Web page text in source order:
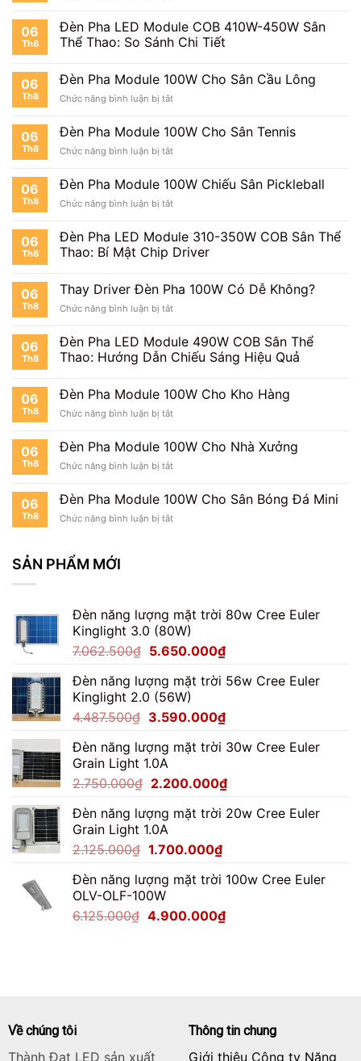
Pha
Module
100W
Sân
Mini
06
Th8
Đèn Pha LED Module COB 410W-450W Sân
Thể Thao: So Sánh Chi Tiết
06
Th8
Đèn Pha Module 100W Cho Sân Cầu Lông
Chức năng bình luận bị tắtở
Pha
Module
100W
Sân
Lông
06
Th8
Đèn Pha Module 100W Cho Sân Tennis
Chức năng bình luận bị tắtở
Pha
Module
100W
Sân
Tennis
06
Th8
Đèn Pha Module 100W Chiếu Sân Pickleball
Chức năng bình luận bị tắtở
Pha
Module
100W
Sân
Pickleball
06
Th8
Đèn Pha LED Module 310-350W COB Sân Thể
Thao: Bí Mật Chip Driver
06
Th8
Thay Driver Đèn Pha 100W Có Dễ Không?
Chức năng bình luận bị tắtở
Driver
Đèn
Pha
Có
Không?
06
Th8
Đèn Pha LED Module 490W COB Sân Thể
Thao: Hướng Dẫn Chiếu Sáng Hiệu Quả
06
Th8
Đèn Pha Module 100W Cho Kho Hàng
Chức năng bình luận bị tắtở
Pha
Module
100W
Kho
06
Th8
Đèn Pha Module 100W Cho Nhà Xưởng
Chức năng bình luận bị tắtở
Pha
Module
100W
06
Th8
Đèn Pha Module 100W Cho Sân Bóng Đá Mini
Chức năng bình luận bị tắtở
Bóng
Đá
Mini
SẢN PHẨM MỚI
Đèn năng lượng mặt trời 80w Cree Euler
Kinglight 3.0 (80W)
7.062.500₫ Giá
là:
7.062.500₫.
5.650.000₫Giá
tại
5.650.000₫.
Đèn năng lượng mặt trời 56w Cree Euler
Kinglight 2.0 (56W)
4.487.500₫ Giá
là:
4.487.500₫.
3.590.000₫Giá
tại
3.590.000₫.
Đèn năng lượng mặt trời 30w Cree Euler
Grain Light 1.0A
2.750.000₫ Giá
là:
2.750.000₫.
2.200.000₫Giá
tại
Đèn năng lượng mặt trời 20w Cree Euler
Grain Light 1.0A
2.125.000₫ Giá
là:
2.125.000₫.
1.700.000₫Giá
tại
1.700.000₫.
Đèn năng lượng mặt trời 100w Cree Euler
OLV-OLF-100W
6.125.000₫ Giá
4.900.000₫Giá
Về chúng tôi
Thành Đạt LED sản xuất
Thông tin chung
Giới thiệu Công ty Năng